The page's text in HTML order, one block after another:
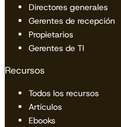
Directores generales
Gerentes de recepción
Propietarios
Gerentes de TI
Recursos
Todos los recursos
Artículos
Ebooks